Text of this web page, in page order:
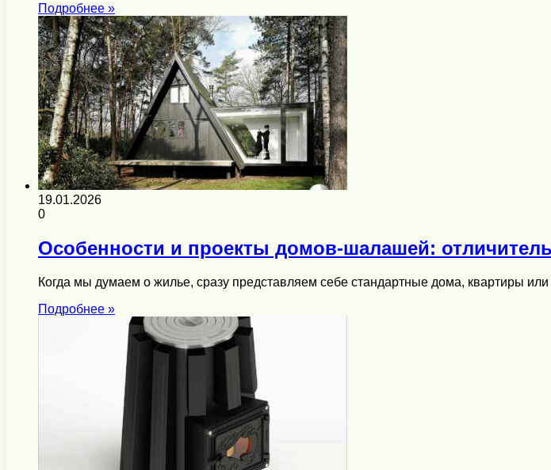
Подробнее »
19.01.2026
0
Особенности и проекты домов-шалашей:
Когда мы думаем о жилье, сразу представляем себе стандартные дома, квартиры
Подробнее »